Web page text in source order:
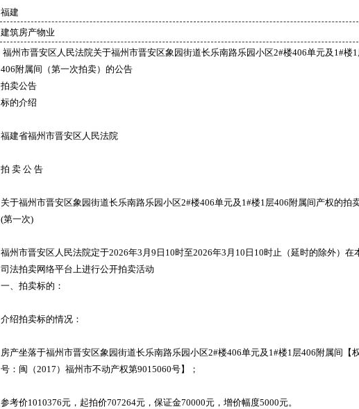
福建
建筑房产物业
福州市晋安区人民法院关于福州市晋安区象园街道长乐南路乐园小区2#楼406单元及1#楼
406附属间（第一次拍卖）的公告
拍卖公告
标的介绍
福建省福州市晋安区人民法院
拍 卖 公 告
关于福州市晋安区象园街道长乐南路乐园小区2#楼406单元及1#楼1层406附属间产权的拍
(第一次)
福州市晋安区人民法院定于2026年3月9日10时至2026年3月10日10时止（延时的除外）在
司法拍卖网络平台上进行公开拍卖活动
一、拍卖标的：
介绍拍卖标的情况：
房产坐落于福州市晋安区象园街道长乐南路乐园小区2#楼406单元及1#楼1层406附属间【
号：闽（2017）福州市不动产权第9015060号】；
参考价1010376元，起拍价707264元，保证金70000元，增价幅度5000元。